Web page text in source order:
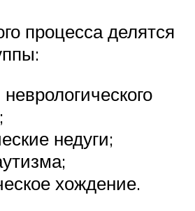
процесса делятся
недуги;
хождение.